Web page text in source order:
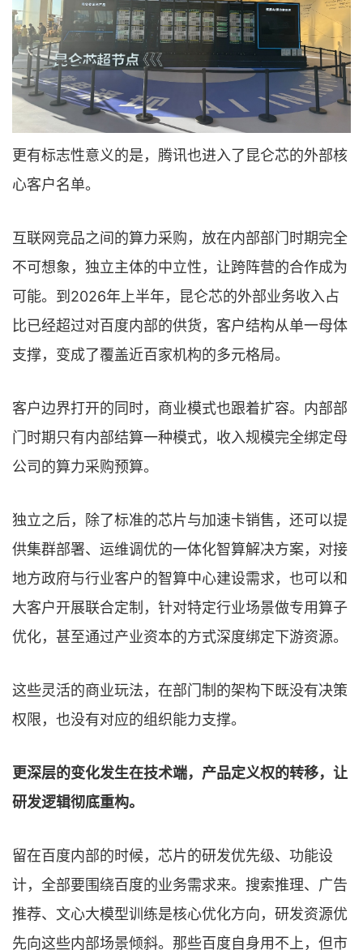
更有标志性意义的是，腾讯也进入了昆仑芯的外部核
心客户名单。
互联网竞品之间的算力采购，放在内部部门时期完全
不可想象，独立主体的中立性，让跨阵营的合作成为
可能。到2026年上半年，昆仑芯的外部业务收入占
比已经超过对百度内部的供货，客户结构从单一母体
支撑，变成了覆盖近百家机构的多元格局。
客户边界打开的同时，商业模式也跟着扩容。内部部
门时期只有内部结算一种模式，收入规模完全绑定母
公司的算力采购预算。
独立之后，除了标准的芯片与加速卡销售，还可以提
供集群部署、运维调优的一体化智算解决方案，对接
地方政府与行业客户的智算中心建设需求，也可以和
大客户开展联合定制，针对特定行业场景做专用算子
优化，甚至通过产业资本的方式深度绑定下游资源。
这些灵活的商业玩法，在部门制的架构下既没有决策
权限，也没有对应的组织能力支撑。
更深层的变化发生在技术端，产品定义权的转移，让
研发逻辑彻底重构。
留在百度内部的时候，芯片的研发优先级、功能设
计，全部要围绕百度的业务需求来。搜索推理、广告
推荐、文心大模型训练是核心优化方向，研发资源优
先向这些内部场景倾斜。那些百度自身用不上，但市